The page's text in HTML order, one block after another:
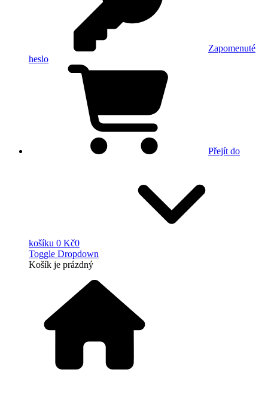
Zapomenuté
heslo
Přejít do
košíku 0 Kč0
Toggle Dropdown
Košík je prázdný